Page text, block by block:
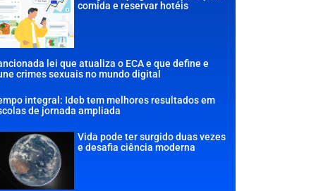
comida e reservar hotéis
lei que atualiza o ECA e que define e
crimes sexuais no mundo digital
integral: Ideb tem melhores resultados em
de jornada ampliada
Vida pode ter surgido duas vezes
e desafia ciência moderna